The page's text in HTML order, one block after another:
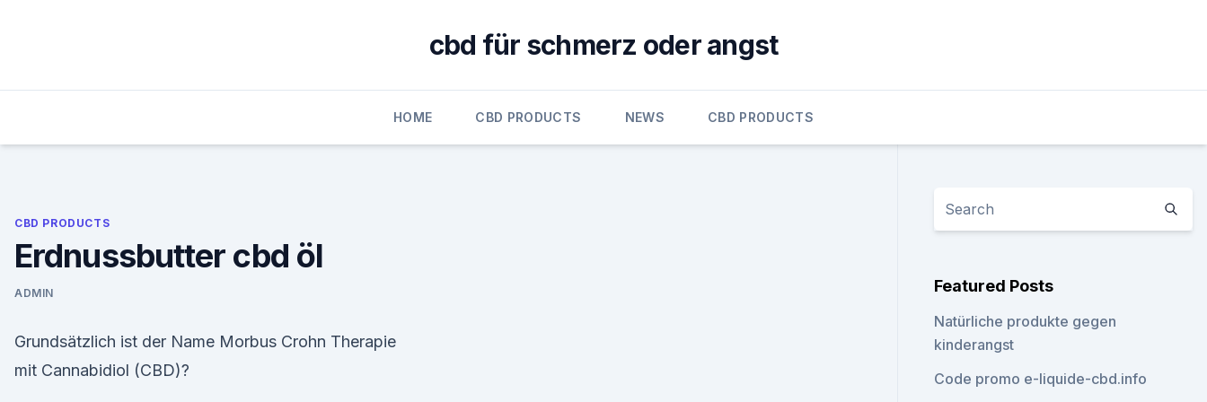
cbd für schmerz oder angst
HOME CBD PRODUCTS NEWS CBD PRODUCTS
CBD PRODUCTS
Erdnussbutter cbd öl
ADMIN
Grundsätzlich ist der Name Morbus Crohn Therapie
mit Cannabidiol (CBD)?
Featured Posts
Natürliche produkte gegen
kinderangst
Code promo e-liquide-cbd.info